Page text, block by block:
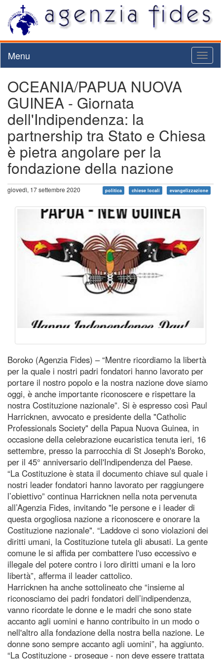
Menu
OCEANIA/PAPUA NUOVA
GUINEA - Giornata
dell'Indipendenza: la
partnership tra Stato e Chiesa
è pietra angolare per la
fondazione della nazione
giovedì, 17 settembre 2020 politica chiese locali evangelizzazione
Boroko (Agenzia Fides) – “Mentre ricordiamo la libertà
per la quale i nostri padri fondatori hanno lavorato per
portare il nostro popolo e la nostra nazione dove siamo
oggi, è anche importante riconoscere e rispettare la
nostra Costituzione nazionale”. Si è espresso così Paul
Harricknen, avvocato e presidente della "Catholic
Professionals Society" della Papua Nuova Guinea, in
occasione della celebrazione eucaristica tenuta ieri, 16
settembre, presso la parrocchia di St Joseph's Boroko,
per il 45° anniversario dell'Indipendenza del Paese.
“La Costituzione è stata il documento chiave sul quale i
nostri leader fondatori hanno lavorato per raggiungere
l’obiettivo” continua Harricknen nella nota pervenuta
all’Agenzia Fides, invitando "le persone e i leader di
questa orgogliosa nazione a riconoscere e onorare la
Costituzione nazionale". “Laddove ci sono violazioni dei
diritti umani, la Costituzione tutela gli abusati. La gente
comune le si affida per combattere l'uso eccessivo e
illegale del potere contro i loro diritti umani e la loro
libertà”, afferma il leader cattolico.
Harricknen ha anche sottolineato che “insieme al
riconosciamo dei padri fondatori dell’indipendenza,
vanno ricordate le donne e le madri che sono state
accanto agli uomini e hanno contribuito in un modo o
nell'altro alla fondazione della nostra bella nazione. Le
donne sono sempre accanto agli uomini”, ha aggiunto.
“La Costituzione - prosegue - non deve essere trattata